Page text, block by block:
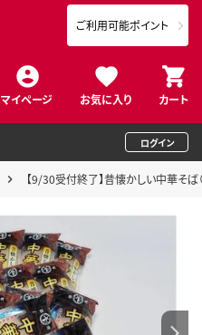
マイページ お気に入り カート
ご利用可能ポイント
ログイン
【9/30受付終了】昔懐かしい中華そ